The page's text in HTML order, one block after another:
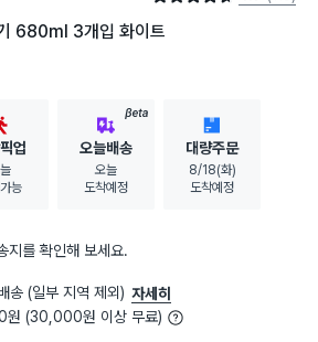
680ml 3개입 화이트
업
능
BETA
오늘배송
오늘
도착예정
대량주문
8/18(화)
도착예정
지를 확인해 보세요.
송 (일부 지역 제외) 자세히
원 (30,000원 이상 무료)